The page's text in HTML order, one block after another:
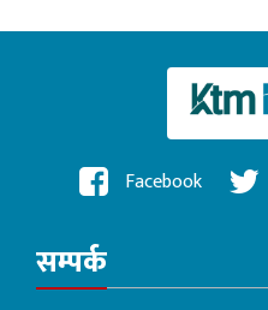
Facebook
सम्पर्क